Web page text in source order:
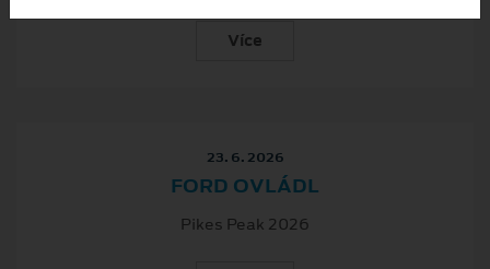
Více
23. 6. 2026
FORD OVLÁDL
Pikes Peak 2026